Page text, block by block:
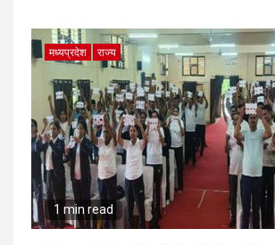
मध्यप्रदेश राज्य
1 min read